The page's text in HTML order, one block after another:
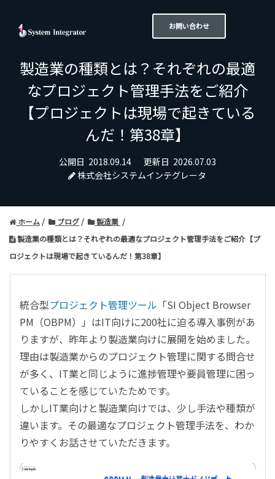
お問い合わせ
製造業の種類とは？それぞれの最適
なプロジェクト管理手法をご紹介
【プロジェクトは現場で起きている
んだ！第38章】
公開日 2018.09.14 更新日 2026.07.03
株式会社システムインテグレータ
ホーム ブログ
製造業
製造業の種類とは？それぞれの最適なプロジェクト管理手法をご紹介【プ
ロジェクトは現場で起きているんだ！第38章】
統合型プロジェクト管理ツール 「SI Object Browser
PM（OBPM）」はIT向けに200社に迫る導入事例があ
りますが、昨年より製造業向けに展開を始めました。
理由は製造業からのプロジェクト管理に関する問合せ
が多く、IT業と同じように進捗管理や要員管理に困っ
ていることを感じていたためです。
しかしIT業向けと製造業向けでは、少し手法や種類が
違います。その最適なプロジェクト管理手法を、わか
りやすくお話させていただきます。